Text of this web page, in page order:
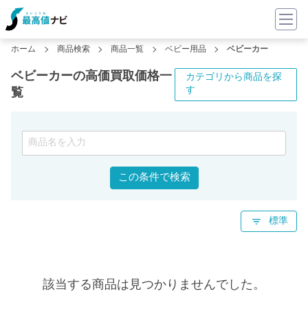
ホーム 商品検索 商品一覧 ベビー用品 ベビーカー
ベビーカーの高価買取価格一
覧
カテゴリから商品を探
す
この条件で検索
標準
該当する商品は見つかりませんでした。